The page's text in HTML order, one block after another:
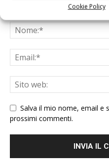
Cookie Policy
Salva il mio nome, email e
prossimi commenti.